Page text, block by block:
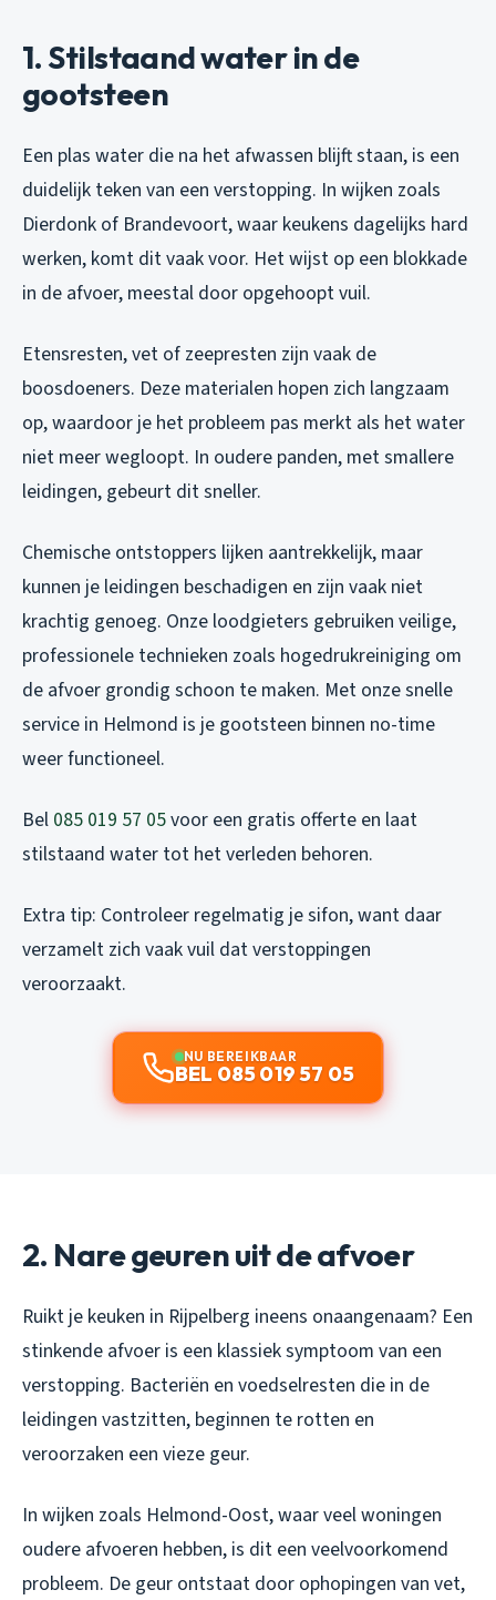
1. Stilstaand water in de
gootsteen
Een plas water die na het afwassen blijft staan, is een
duidelijk teken van een verstopping. In wijken zoals
Dierdonk of Brandevoort, waar keukens dagelijks hard
werken, komt dit vaak voor. Het wijst op een blokkade
in de afvoer, meestal door opgehoopt vuil.
Etensresten, vet of zeepresten zijn vaak de
boosdoeners. Deze materialen hopen zich langzaam
op, waardoor je het probleem pas merkt als het water
niet meer wegloopt. In oudere panden, met smallere
leidingen, gebeurt dit sneller.
Chemische ontstoppers lijken aantrekkelijk, maar
kunnen je leidingen beschadigen en zijn vaak niet
krachtig genoeg. Onze loodgieters gebruiken veilige,
professionele technieken zoals hogedrukreiniging om
de afvoer grondig schoon te maken. Met onze snelle
service in Helmond is je gootsteen binnen no-time
weer functioneel.
Bel 085 019 57 05voor een gratis offerte en laat
stilstaand water tot het verleden behoren.
Extra tip: Controleer regelmatig je sifon, want daar
verzamelt zich vaak vuil dat verstoppingen
veroorzaakt.
NU BEREIKBAAR
BEL 085 019 57 05
2. Nare geuren uit de afvoer
Ruikt je keuken in Rijpelberg ineens onaangenaam? Een
stinkende afvoer is een klassiek symptoom van een
verstopping. Bacteriën en voedselresten die in de
leidingen vastzitten, beginnen te rotten en
veroorzaken een vieze geur.
In wijken zoals Helmond-Oost, waar veel woningen
oudere afvoeren hebben, is dit een veelvoorkomend
probleem. De geur ontstaat door ophopingen van vet,